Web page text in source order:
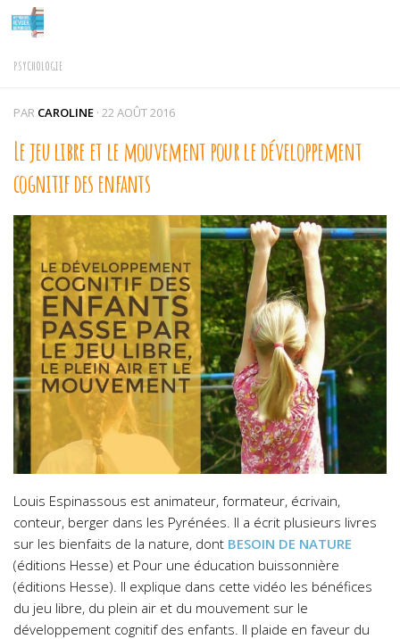
Skip to content
PSYCHOLOGIE
PAR CAROLINE · 22 AOÛT 2016
Le jeu libre et le mouvement pour le développement
cognitif des enfants
Louis Espinassous est animateur, formateur, écrivain,
conteur, berger dans les Pyrénées. Il a écrit plusieurs livres
sur les bienfaits de la nature, dont BESOIN DE NATURE
(éditions Hesse) et Pour une éducation buissonnière
(éditions Hesse) Il explique dans cette vidéo les bénéfices
du jeu libre, du plein air et du mouvement sur le
développement cognitif des enfants. Il plaide en faveur du